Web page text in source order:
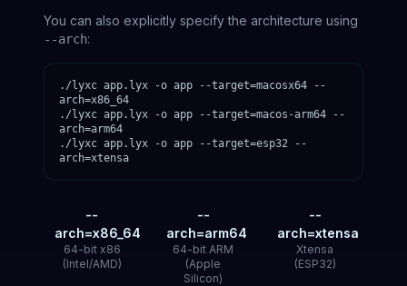
You can also explicitly specify the architecture using
--arch:
./lyxc app.lyx -o app --target=macosx64 --
arch=x86_64
./lyxc app.lyx -o app --target=macos-arm64 --
arch=arm64
./lyxc app.lyx -o app --target=esp32 --
arch=xtensa
--
arch=x86_64
64-bit x86
(Intel/AMD)
--
arch=arm64
64-bit ARM
(Apple
Silicon)
--
arch=xtensa
Xtensa
(ESP32)